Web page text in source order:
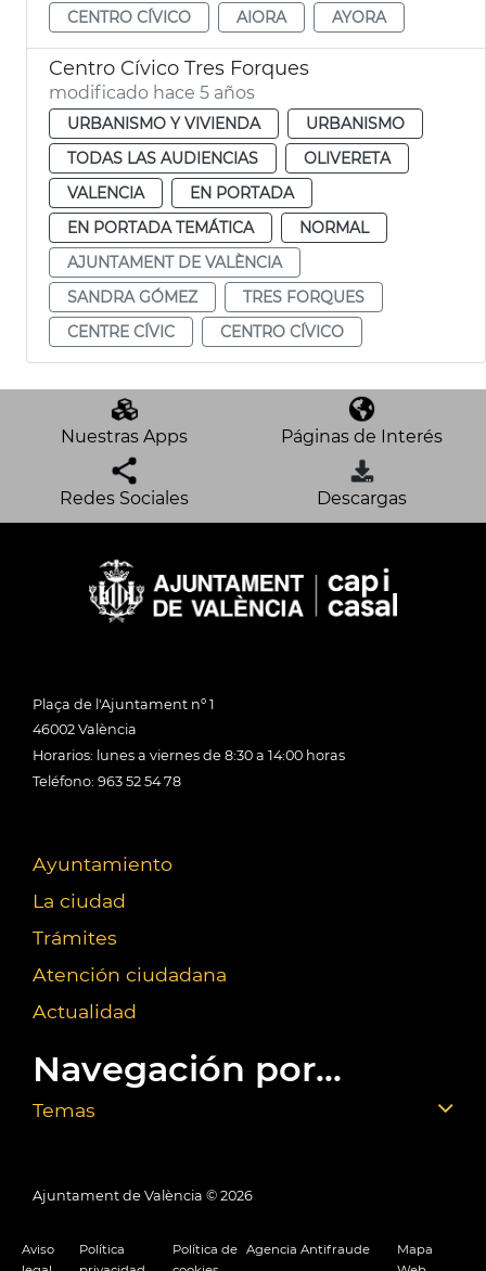
CENTRO CÍVICO
AIORA AYORA
Centro Cívico Tres Forques
modificado hace 5 años
URBANISMO Y VIVIENDA
URBANISMO
TODAS LAS AUDIENCIAS
OLIVERETA
VALENCIA
EN PORTADA
EN PORTADA TEMÁTICA
NORMAL
AJUNTAMENT DE VALÈNCIA
SANDRA GÓMEZ
TRES FORQUES
CENTRE CÍVIC
CENTRO CÍVICO
Nuestras Apps Páginas de Interés
Redes Sociales Descargas
Plaça de l'Ajuntament nº 1
46002 València
Horarios: lunes a viernes de 8:30 a 14:00 horas
Teléfono: 963 52 54 78
Ayuntamiento
La ciudad
Trámites
Atención ciudadana
Actualidad
Navegación por...
Temas
Ajuntament de València © 2026
Aviso
Política
Política de Agencia Antifraude
Mapa